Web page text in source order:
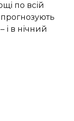
по всій
в нічний